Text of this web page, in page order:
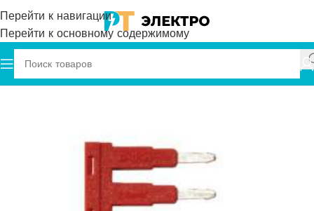
Перейти к навигации
Перейти к основному содержимому
Главная Onka Перемычки